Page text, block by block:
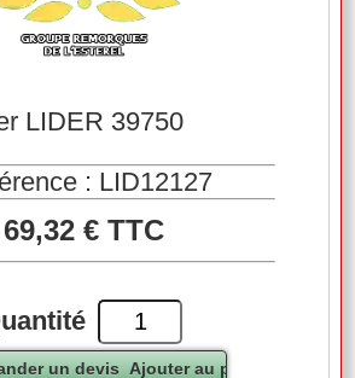
LIDER 39750
: LID12127
69,32 € TTC